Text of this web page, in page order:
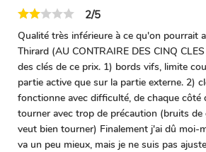
2/5
Qualité très inférieure à ce qu'on pourrait
Thirard (AU CONTRAIRE DES CINQ
des clés de ce prix. 1) bords vifs, limite
partie active que sur la partie externe. 2)
fonctionne avec difficulté, de chaque côté
tourner avec trop de précaution (bruits de
veut bien tourner) Finalement j'ai dû moi-
va un peu mieux, mais je ne suis pas